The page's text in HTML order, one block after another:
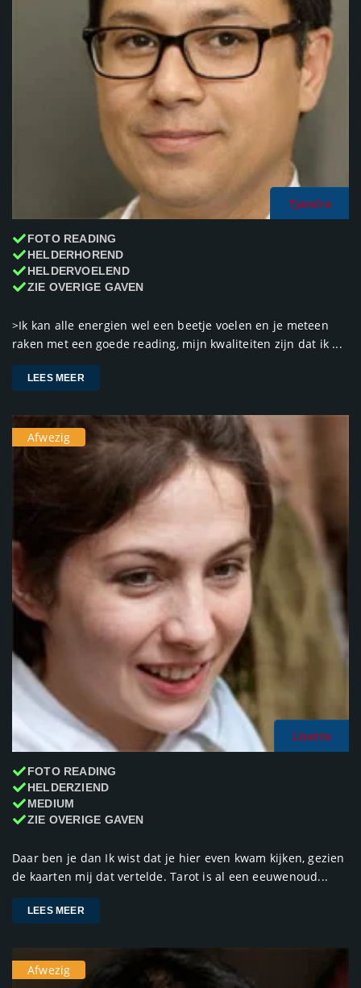
Tjandra
FOTO READING
HELDERHOREND
HELDERVOELEND
ZIE OVERIGE GAVEN
>Ik kan alle energien wel een beetje voelen en je meteen
raken met een goede reading, mijn kwaliteiten zijn dat ik ...
LEES MEER
Afwezig
Lisette
FOTO READING
HELDERZIEND
MEDIUM
ZIE OVERIGE GAVEN
Daar ben je dan Ik wist dat je hier even kwam kijken, gezien
de kaarten mij dat vertelde. Tarot is al een eeuwenoud...
LEES MEER
Afwezig